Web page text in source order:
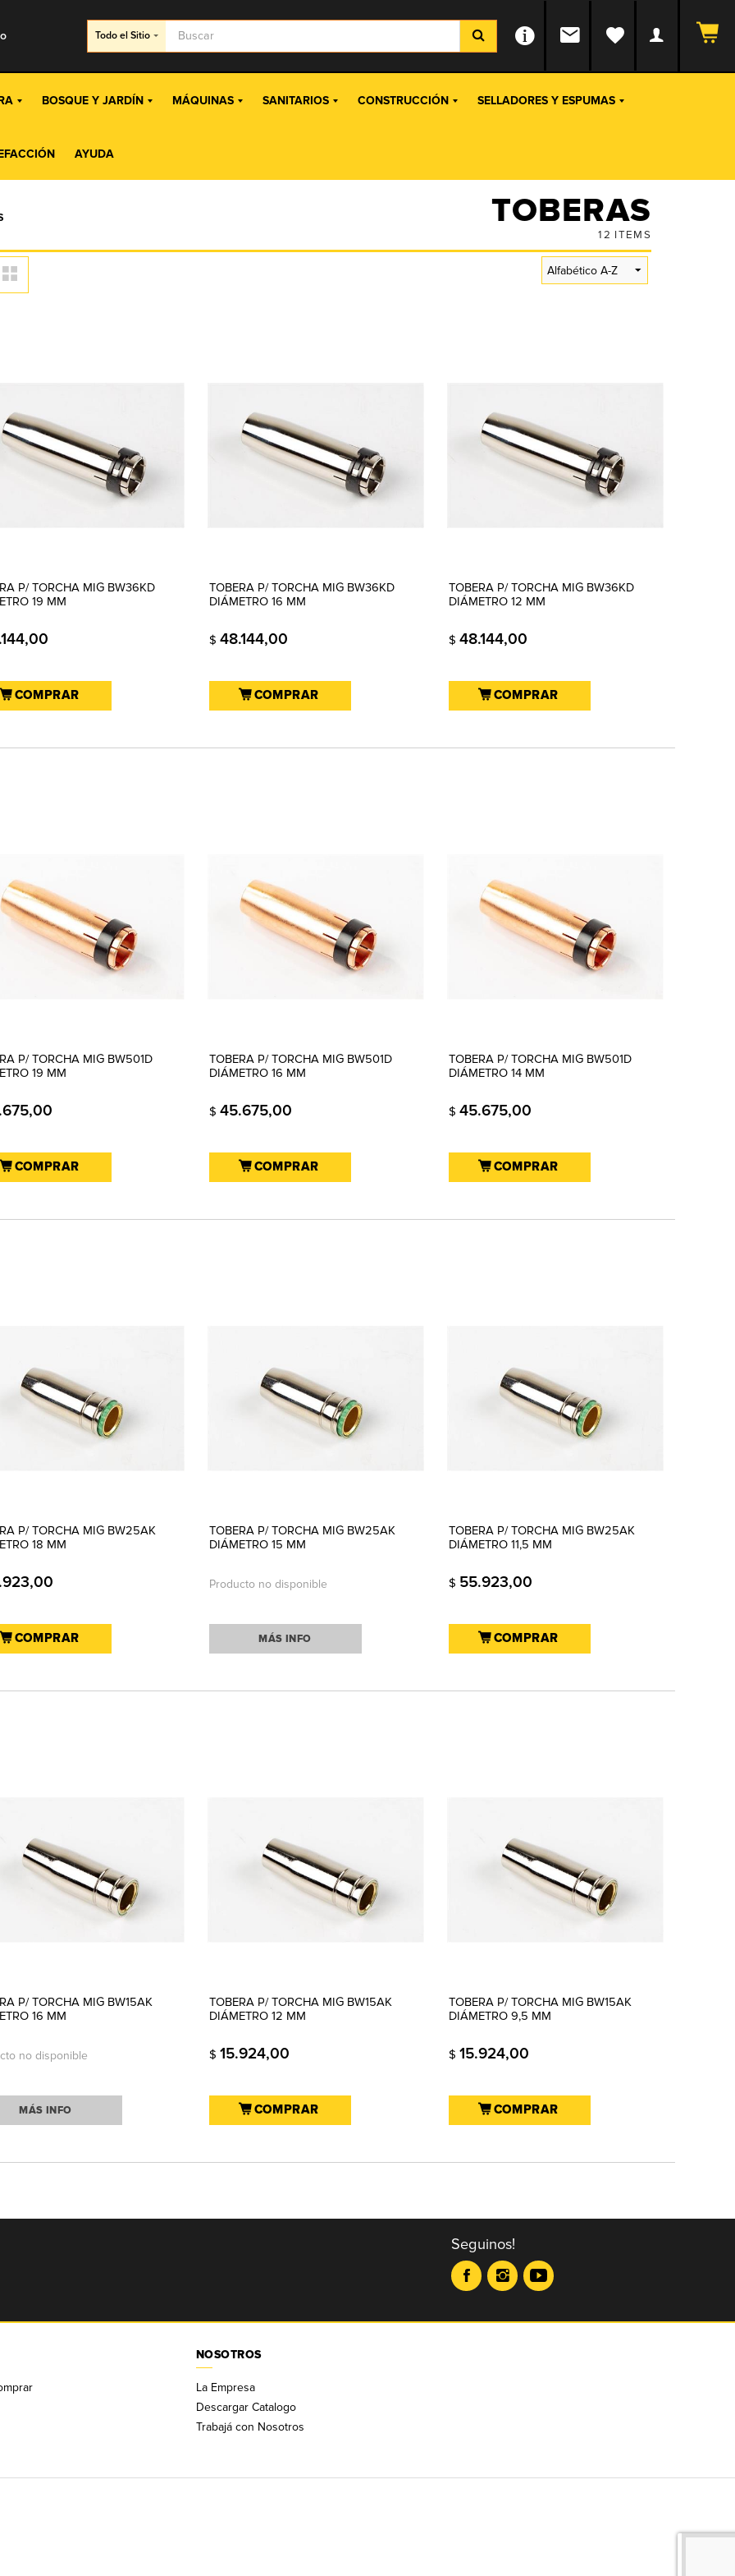
Todo el Sitio
BOSQUE Y JARDÍN MÁQUINAS SANITARIOS CONSTRUCCIÓN SELLADORES Y ESPUMAS
AYUDA
TOBERAS
12 ITEMS
P/ TORCHA MIG BW36KD
19 MM
COMPRAR
TOBERA P/ TORCHA MIG BW36KD
DIÁMETRO 16 MM
$ 48.144,00
COMPRAR
TOBERA P/ TORCHA MIG BW36KD
DIÁMETRO 12 MM
$ 48.144,00
COMPRAR
P/ TORCHA MIG BW501D
19 MM
COMPRAR
TOBERA P/ TORCHA MIG BW501D
DIÁMETRO 16 MM
$ 45.675,00
COMPRAR
TOBERA P/ TORCHA MIG BW501D
DIÁMETRO 14 MM
$ 45.675,00
COMPRAR
P/ TORCHA MIG BW25AK
18 MM
COMPRAR
TOBERA P/ TORCHA MIG BW25AK
DIÁMETRO 15 MM
Producto no disponible
MÁS INFO
TOBERA P/ TORCHA MIG BW25AK
DIÁMETRO 11,5 MM
$ 55.923,00
COMPRAR
P/ TORCHA MIG BW15AK
16 MM
no disponible
MÁS INFO
TOBERA P/ TORCHA MIG BW15AK
DIÁMETRO 12 MM
$ 15.924,00
COMPRAR
TOBERA P/ TORCHA MIG BW15AK
DIÁMETRO 9,5 MM
$ 15.924,00
COMPRAR
Seguinos!
NOSOTROS
La Empresa
Descargar Catalogo
Trabajá con Nosotros